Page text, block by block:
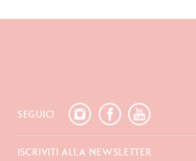
SEGUICI
ISCRIVITI ALLA NEWSLETTER